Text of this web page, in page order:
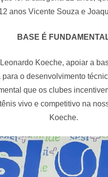
anos Vicente Souza e
BASE É
Koeche, apoiar a
o desenvolvimento
que os clubes
vivo e competitivo na
Koeche.